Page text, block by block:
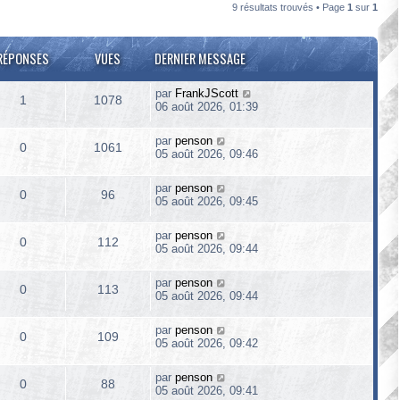
9 résultats trouvés • Page 1 sur 1
VUES DERNIER MESSAGE
1 1078 par FrankJScott
06 août 2026, 01:39
0 1061 par penson
05 août 2026, 09:46
0 96 par penson
05 août 2026, 09:45
0 112 par penson
05 août 2026, 09:44
0 113 par penson
05 août 2026, 09:44
0 109 par penson
05 août 2026, 09:42
0 88 par penson
05 août 2026, 09:41